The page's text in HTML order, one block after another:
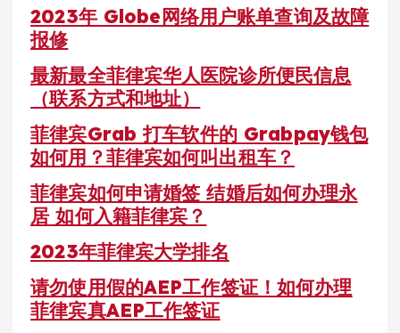
2023年 Globe网络用户账单查询及故障
报修
最新最全菲律宾华人医院诊所便民信息
（联系方式和地址）
菲律宾Grab 打车软件的 Grabpay钱包
如何用？菲律宾如何叫出租车？
菲律宾如何申请婚签 结婚后如何办理永
居 如何入籍菲律宾？
2023年菲律宾大学排名
请勿使用假的AEP工作签证！如何办理
菲律宾真AEP工作签证